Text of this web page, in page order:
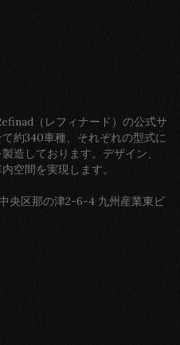
（レフィナード）の公式サ
約340車種、それぞれの型式に
造しております。デザイン、
空間を実現します。
央区那の津2-6-4 九州産業東ビ